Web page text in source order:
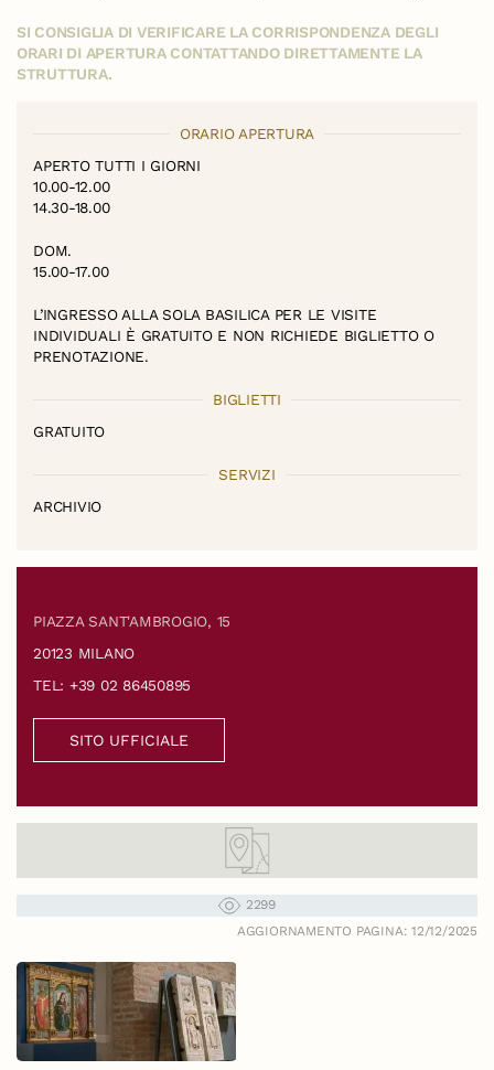
SI CONSIGLIA DI VERIFICARE LA CORRISPONDENZA DEGLI
ORARI DI APERTURA CONTATTANDO DIRETTAMENTE LA
STRUTTURA.
ORARIO APERTURA
APERTO TUTTI I GIORNI
10.00-12.00
14.30-18.00
DOM.
15.00-17.00
L’INGRESSO ALLA SOLA BASILICA PER LE VISITE
INDIVIDUALI È GRATUITO E NON RICHIEDE BIGLIETTO O
PRENOTAZIONE.
BIGLIETTI
GRATUITO
SERVIZI
ARCHIVIO
PIAZZA SANT'AMBROGIO, 15
20123 MILANO
TEL: +39 02 86450895
SITO UFFICIALE
2299
AGGIORNAMENTO PAGINA: 12/12/2025